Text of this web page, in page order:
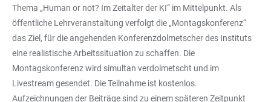
Thema „Human or not? Im Zeitalter der KI“ im Mittelpunkt. Als
öffentliche Lehrveranstaltung verfolgt die „Montagskonferenz“
das Ziel, für die angehenden Konferenzdolmetscher des Instituts
eine realistische Arbeitssituation zu schaffen. Die
Montagskonferenz wird simultan verdolmetscht und im
Livestream gesendet. Die Teilnahme ist kostenlos.
Aufzeichnungen der Beiträge sind zu einem späteren Zeitpunkt